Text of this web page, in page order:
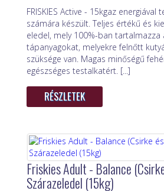
FRISKIES Active - 15kgaz energiával
számára készült. Teljes értékű és
eledel, mely 100%-ban tartalmazza
tápanyagokat, melyekre felnőtt
szüksége van. Magas minőségű
egészséges testalkatért. [...]
RÉSZLETEK
Friskies Adult - Balance
Szárazeledel (15kg)